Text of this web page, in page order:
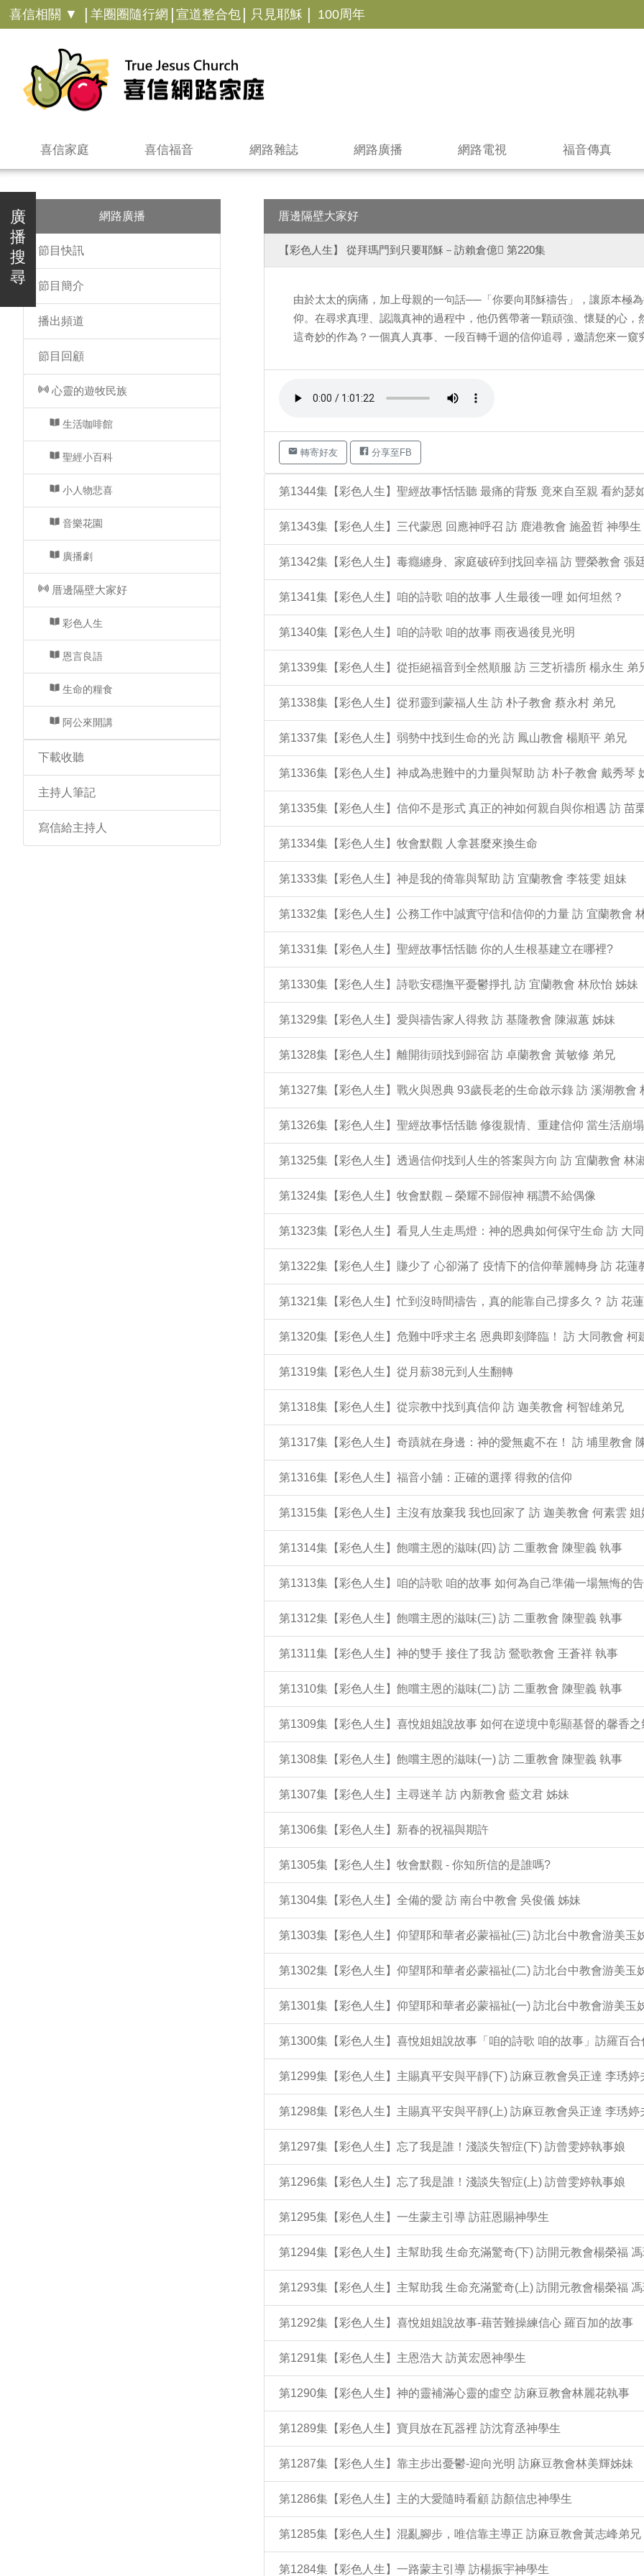
喜信相關 ▼ | 羊圈圈隨行網 | 宣道整合包 | 只見耶穌 | 100周年
喜信家庭 喜信福音 網路雜誌 網路廣播 網路電視 福音傳真
廣
播
搜
尋
網路廣播
節目快訊
節目簡介
播出頻道
節目回顧
心靈的遊牧民族
生活咖啡館
聖經小百科
小人物悲喜
音樂花園
廣播劇
厝邊隔壁大家好
彩色人生
恩言良語
生命的糧食
阿公來開講
下載收聽
主持人筆記
寫信給主持人
厝邊隔壁大家好
【彩色人生】 從拜瑪門到只要耶穌－訪賴倉億 第220集
由於太太的病痛，加上母親的一句話──「你要向耶穌禱告」，讓原本極
仰。在尋求真理、認識真神的過程中，他仍舊帶著一顆頑強、懷疑的心
這奇妙的作為？一個真人真事、一段百轉千迴的信仰追尋，邀請您來一
轉寄好友 分享至FB
第1344集【彩色人生】聖經故事恬恬聽 最痛的背叛 竟來自至親 看約瑟
第1343集【彩色人生】三代蒙恩 回應神呼召 訪 鹿港教會 施盈哲 神學生
第1342集【彩色人生】毒癮纏身、家庭破碎到找回幸福 訪 豐榮教會 張
第1341集【彩色人生】咱的詩歌 咱的故事 人生最後一哩 如何坦然？
第1340集【彩色人生】咱的詩歌 咱的故事 雨夜過後見光明
第1339集【彩色人生】從拒絕福音到全然順服 訪 三芝祈禱所 楊永生 弟
第1338集【彩色人生】從邪靈到蒙福人生 訪 朴子教會 蔡永村 弟兄
第1337集【彩色人生】弱勢中找到生命的光 訪 鳳山教會 楊順平 弟兄
第1336集【彩色人生】神成為患難中的力量與幫助 訪 朴子教會 戴秀琴
第1335集【彩色人生】信仰不是形式 真正的神如何親自與你相遇 訪 苗
第1334集【彩色人生】牧會默觀 人拿甚麼來換生命
第1333集【彩色人生】神是我的倚靠與幫助 訪 宜蘭教會 李筱雯 姐妹
第1332集【彩色人生】公務工作中誠實守信和信仰的力量 訪 宜蘭教會
第1331集【彩色人生】聖經故事恬恬聽 你的人生根基建立在哪裡?
第1330集【彩色人生】詩歌安穩撫平憂鬱掙扎 訪 宜蘭教會 林欣怡 姊妹
第1329集【彩色人生】愛與禱告家人得救 訪 基隆教會 陳淑蕙 姊妹
第1328集【彩色人生】離開街頭找到歸宿 訪 卓蘭教會 黃敏修 弟兄
第1327集【彩色人生】戰火與恩典 93歲長老的生命啟示錄 訪 溪湖教會
第1326集【彩色人生】聖經故事恬恬聽 修復親情、重建信仰 當生活崩
第1325集【彩色人生】透過信仰找到人生的答案與方向 訪 宜蘭教會 林
第1324集【彩色人生】牧會默觀 – 榮耀不歸假神 稱讚不給偶像
第1323集【彩色人生】看見人生走馬燈：神的恩典如何保守生命 訪 大
第1322集【彩色人生】賺少了 心卻滿了 疫情下的信仰華麗轉身 訪 花蓮
第1321集【彩色人生】忙到沒時間禱告，真的能靠自己撐多久？ 訪 花
第1320集【彩色人生】危難中呼求主名 恩典即刻降臨！ 訪 大同教會 柯
第1319集【彩色人生】從月薪38元到人生翻轉
第1318集【彩色人生】從宗教中找到真信仰 訪 迦美教會 柯智雄弟兄
第1317集【彩色人生】奇蹟就在身邊：神的愛無處不在！ 訪 埔里教會
第1316集【彩色人生】福音小舖：正確的選擇 得救的信仰
第1315集【彩色人生】主沒有放棄我 我也回家了 訪 迦美教會 何素雲 姐
第1314集【彩色人生】飽嚐主恩的滋味(四) 訪 二重教會 陳聖義 執事
第1313集【彩色人生】咱的詩歌 咱的故事 如何為自己準備一場無悔的
第1312集【彩色人生】飽嚐主恩的滋味(三) 訪 二重教會 陳聖義 執事
第1311集【彩色人生】神的雙手 接住了我 訪 鶯歌教會 王蒼祥 執事
第1310集【彩色人生】飽嚐主恩的滋味(二) 訪 二重教會 陳聖義 執事
第1309集【彩色人生】喜悅姐姐說故事 如何在逆境中彰顯基督的馨香之
第1308集【彩色人生】飽嚐主恩的滋味(一) 訪 二重教會 陳聖義 執事
第1307集【彩色人生】主尋迷羊 訪 內新教會 藍文君 姊妹
第1306集【彩色人生】新春的祝福與期許
第1305集【彩色人生】牧會默觀 - 你知所信的是誰嗎?
第1304集【彩色人生】全備的愛 訪 南台中教會 吳俊儀 姊妹
第1303集【彩色人生】仰望耶和華者必蒙福祉(三) 訪北台中教會游美玉
第1302集【彩色人生】仰望耶和華者必蒙福祉(二) 訪北台中教會游美玉
第1301集【彩色人生】仰望耶和華者必蒙福祉(一) 訪北台中教會游美玉
第1300集【彩色人生】喜悅姐姐說故事「咱的詩歌 咱的故事」訪羅百合
第1299集【彩色人生】主賜真平安與平靜(下) 訪麻豆教會吳正達 李琇婷
第1298集【彩色人生】主賜真平安與平靜(上) 訪麻豆教會吳正達 李琇婷
第1297集【彩色人生】忘了我是誰！淺談失智症(下) 訪曾雯婷執事娘
第1296集【彩色人生】忘了我是誰！淺談失智症(上) 訪曾雯婷執事娘
第1295集【彩色人生】一生蒙主引導 訪莊恩賜神學生
第1294集【彩色人生】主幫助我 生命充滿驚奇(下) 訪開元教會楊榮福
第1293集【彩色人生】主幫助我 生命充滿驚奇(上) 訪開元教會楊榮福
第1292集【彩色人生】喜悅姐姐說故事-藉苦難操練信心 羅百加的故事
第1291集【彩色人生】主恩浩大 訪黃宏恩神學生
第1290集【彩色人生】神的靈補滿心靈的虛空 訪麻豆教會林麗花執事
第1289集【彩色人生】寶貝放在瓦器裡 訪沈育丞神學生
第1287集【彩色人生】靠主步出憂鬱-迎向光明 訪麻豆教會林美輝姊妹
第1286集【彩色人生】主的大愛隨時看顧 訪顏信忠神學生
第1285集【彩色人生】混亂腳步，唯信靠主導正 訪麻豆教會黃志峰弟兄
第1284集【彩色人生】一路蒙主引導 訪楊振宇神學生